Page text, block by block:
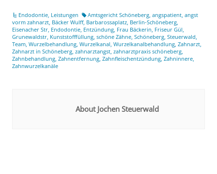
Endodontie, Leistungen Amtsgericht Schöneberg,angspatient,angst
vorm zahnarzt, Bäcker Wulff, Barbarossaplatz, Berlin-Schöneberg,
Eisenacher Str, Endodontie, Entzündung, Frau Bäckerin, Friseur Gül,
Grunewaldstr, Kunststofffüllung, schöne Zähne, Schöneberg, Steuerwald,
Team, Wurzelbehandlung, Wurzelkanal, Wurzelkanalbehandlung, Zahnarzt,
Zahnarzt in Schöneberg, zahnarztangst, zahnarztpraxis schöneberg,
Zahnbehandlung, Zahnentfernung, Zahnfleischentzündung, Zahninnere,
Zahnwurzelkanäle
About Jochen Steuerwald